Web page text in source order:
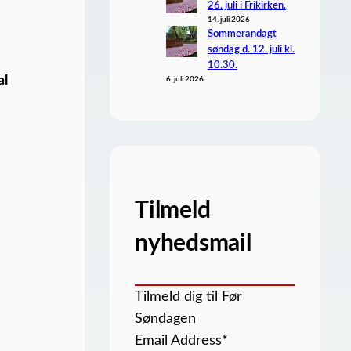
26. juli i Frikirken.
14. juli 2026
Sommerandagt
søndag d. 12. juli kl.
10.30.
6. juli 2026
Tilmeld
nyhedsmail
Tilmeld dig til Før
Søndagen
Email Address*